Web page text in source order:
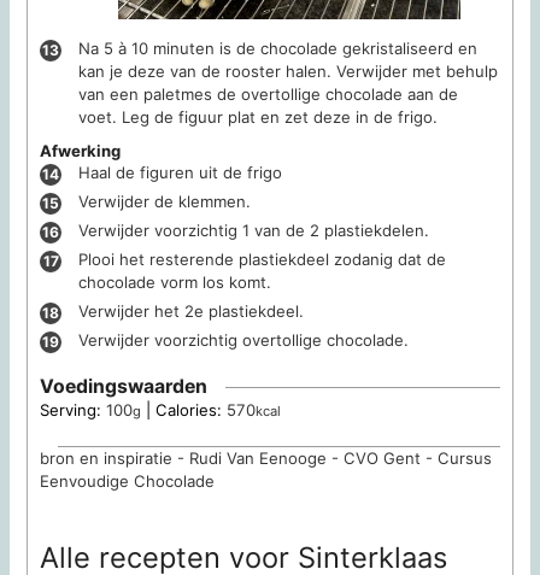
Na 5 à 10 minuten is de chocolade gekristaliseerd en
kan je deze van de rooster halen. Verwijder met behulp
van een paletmes de overtollige chocolade aan de
voet. Leg de figuur plat en zet deze in de frigo.
Afwerking
Haal de figuren uit de frigo
Verwijder de klemmen.
Verwijder voorzichtig 1 van de 2 plastiekdelen.
Plooi het resterende plastiekdeel zodanig dat de
chocolade vorm los komt.
Verwijder het 2e plastiekdeel.
Verwijder voorzichtig overtollige chocolade.
Voedingswaarden
Serving:100g |Calories: 570kcal
bron en inspiratie - Rudi Van Eenooge - CVO Gent - Cursus
Eenvoudige Chocolade
Alle recepten voor Sinterklaas